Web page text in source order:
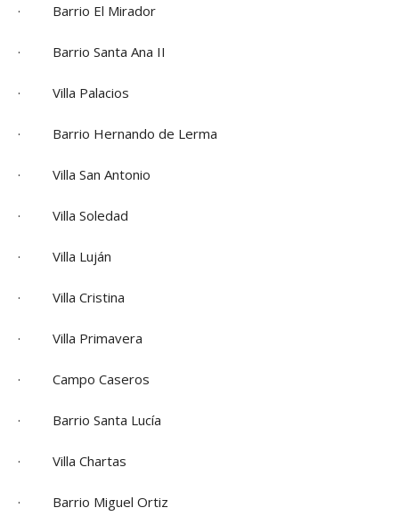
· Barrio El Mirador
· Barrio Santa Ana II
· Villa Palacios
· Barrio Hernando de Lerma
· Villa San Antonio
· Villa Soledad
· Villa Luján
· Villa Cristina
· Villa Primavera
· Campo Caseros
· Barrio Santa Lucía
· Villa Chartas
· Barrio Miguel Ortiz